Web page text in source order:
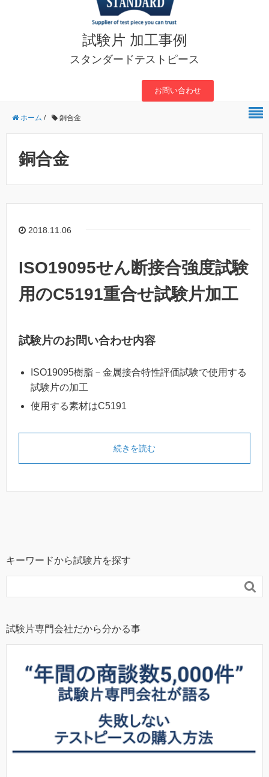
試験片 加工事例
スタンダードテストピース
お問い合わせ
ホーム / 銅合金
銅合金
2018.11.06
ISO19095せん断接合強度試験
用のC5191重合せ試験片加工
試験片のお問い合わせ内容
ISO19095樹脂－金属接合特性評価試験で使用する
試験片の加工
使用する素材はC5191
続きを読む
キーワードから試験片を探す

試験片専門会社だから分かる事